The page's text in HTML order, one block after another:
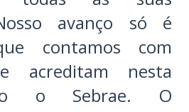
avanço só é
contamos com
acreditam nesta
o Sebrae. O